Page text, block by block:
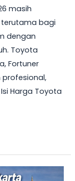
masih
bagi
dengan
Toyota
Fortuner
Harga Toyota